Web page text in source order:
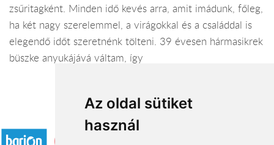
Az oldal sütiket
használ
zsűritagként. Minden idő kevés arra, amit imádunk, főleg,
ha két nagy szerelemmel, a virágokkal és a családdal is
elegendő időt szeretnénk tölteni. 39 évesen hármasikrek
büszke anyukájává váltam, így
Elfogadott fizetési módok